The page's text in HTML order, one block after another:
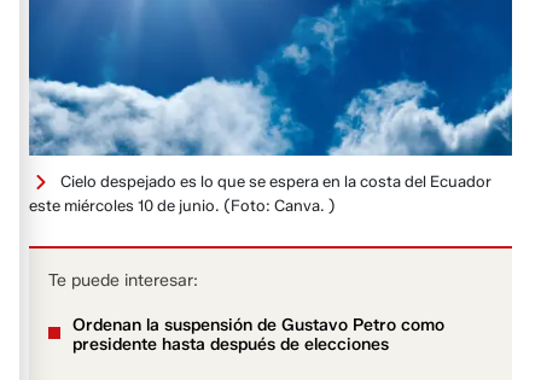
Cielo despejado es lo que se espera en la costa del Ecuador
este miércoles 10 de junio. (Foto: Canva. )
Te puede interesar:
Ordenan la suspensión de Gustavo Petro como
presidente hasta después de elecciones